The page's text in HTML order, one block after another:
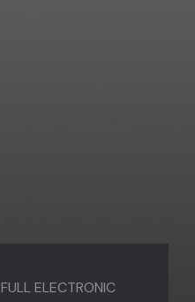
FULL ELECTRONIC